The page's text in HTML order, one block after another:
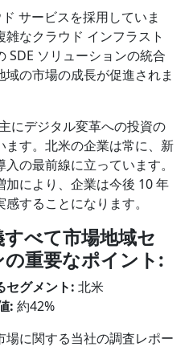
サービスを採用していま
なクラウド インフラスト
SDE ソリューションの統合
の市場の成長が促進されま
にデジタル変革への投資の
す。北米の企業は常に、新
の最前線に立っています。
により、企業は今後 10 年
することになります。
べて市場地域セ
重要なポイント:
セグメント: 北米
: 約42%
場に関する当社の調査レポー